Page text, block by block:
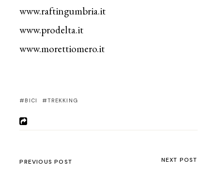
www.raftingumbria.it
www.prodelta.it
www.morettiomero.it
BICI TREKKING
PREVIOUS POST NEXT POST